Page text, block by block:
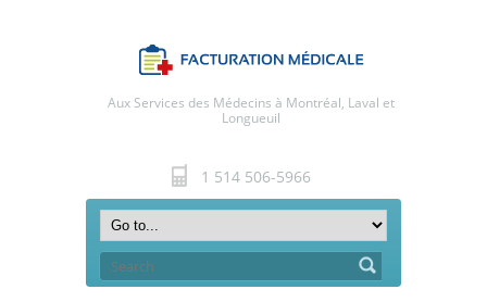
Aux Services des Médecins à Montréal, Laval et
Longueuil
1 514 506-5966